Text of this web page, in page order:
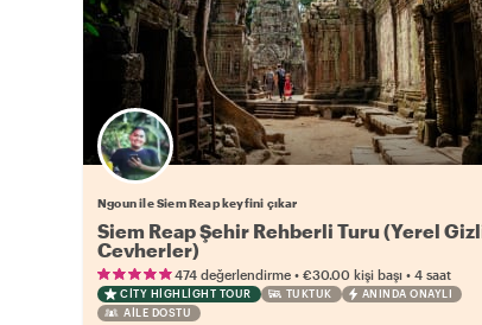
Ngoun ile Siem Reap keyfini çıkar
Siem Reap Şehir Rehberli Turu (Yerel
Cevherler)
474 değerlendirme • €30.00 kişi başı • 4 saat
CITY HIGHLIGHT TOUR TUKTUK
ANINDA ONAYLI
AILE DOSTU